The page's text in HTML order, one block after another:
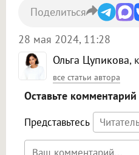
Ольга Цупикова,
все статьи автора
28 мая 2024, 11:28
Поделиться
Оставьте комментарий
Представьтесь